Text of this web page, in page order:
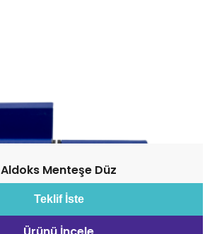
Aldoks Menteşe Düz
Teklif İste